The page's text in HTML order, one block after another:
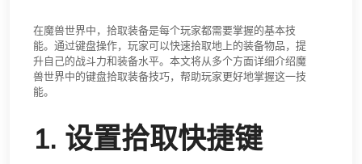
在魔兽世界中，拾取装备是每个玩家都需要掌握的基本技
能。通过键盘操作，玩家可以快速拾取地上的装备物品，提
升自己的战斗力和装备水平。本文将从多个方面详细介绍魔
兽世界中的键盘拾取装备技巧，帮助玩家更好地掌握这一技
能。
1. 设置拾取快捷键